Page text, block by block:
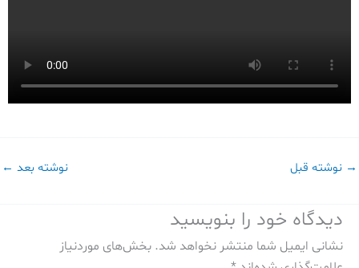
→ نوشته قبل نوشته بعد ←
دیدگاه‌ خود را بنویسید
نشانی ایمیل شما منتشر نخواهد شد. بخش‌های موردنیاز